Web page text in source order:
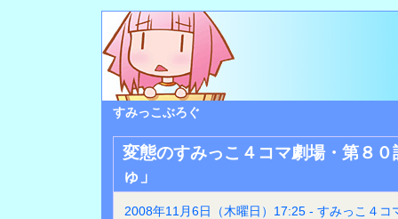
すみっこぶろぐ
変態のすみっこ４コマ劇場・第８
ゅ」
2008年11月6日（木曜日）17:25 - すみっこ４コ